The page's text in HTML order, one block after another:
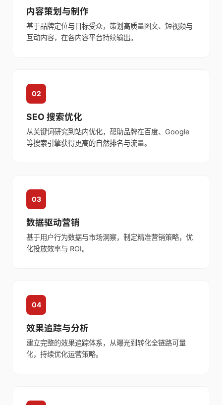
内容策划与制作
基于品牌定位与目标受众，策划高质量图文、短视频与
互动内容，在各内容平台持续输出。
02
SEO 搜索优化
从关键词研究到站内优化，帮助品牌在百度、Google
等搜索引擎获得更高的自然排名与流量。
03
数据驱动营销
基于用户行为数据与市场洞察，制定精准营销策略，优
化投放效率与 ROI。
04
效果追踪与分析
建立完整的效果追踪体系，从曝光到转化全链路可量
化，持续优化运营策略。